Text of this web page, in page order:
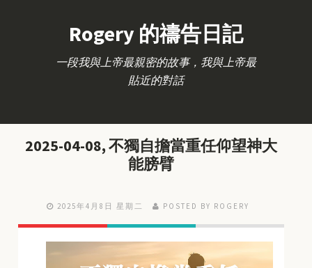
Rogery 的禱告日記
一段我與上帝最親密的故事，我與上帝最
貼近的對話
2025-04-08, 不獨自擔當重任仰望神大
能膀臂
2025年4月8日 星期二 POSTED BY ROGERY